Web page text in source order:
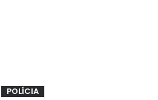
POLÍCIA